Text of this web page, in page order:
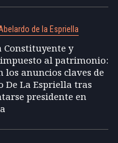
de la Espriella
Constituyente y
al patrimonio:
los anuncios claves de
De La Espriella tras
presidente en